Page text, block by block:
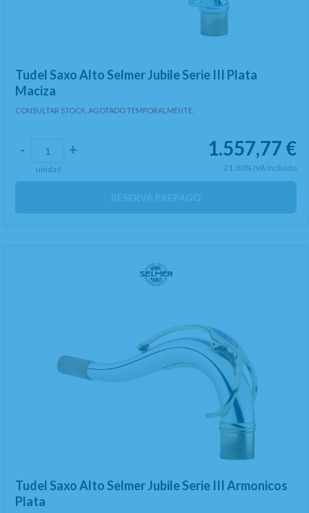
Tudel Saxo Alto Selmer Jubile Serie III Plata
Maciza
CONSULTAR STOCK. AGOTADO TEMPORALMENTE.
1.557,77 €
21.00% IVA incluido
- +
unidad
RESERVA PREPAGO
Tudel Saxo Alto Selmer Jubile Serie III Armonicos
Plata